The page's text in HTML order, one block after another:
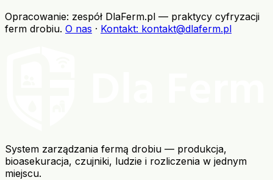
Opracowanie: zespół DlaFerm.pl — praktycy cyfryzacji
ferm drobiu. O nas · Kontakt: kontakt@dlaferm.pl
System zarządzania fermą drobiu — produkcja,
bioasekuracja, czujniki, ludzie i rozliczenia w jednym
miejscu.